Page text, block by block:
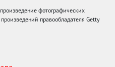
фотографических
правообладателя Getty